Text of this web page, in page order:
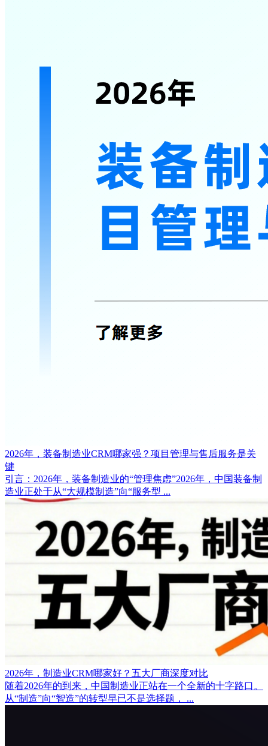
2026年，装备制造业CRM哪家强？项目管理与售后服务是关
键
引言：2026年，装备制造业的“管理焦虑”2026年，中国装备制
造业正处于从“大规模制造”向“服务型 ...
2026年，制造业CRM哪家好？五大厂商深度对比
随着2026年的到来，中国制造业正站在一个全新的十字路口。
从“制造”向“智造”的转型早已不是选择题， ...